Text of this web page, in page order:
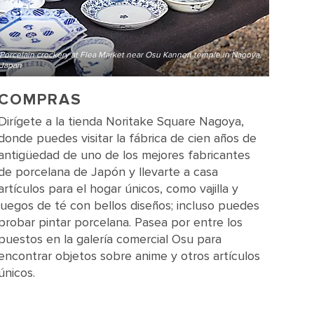
Porcelain crockery at Flea Market near Osu Kannon temple in Nagoya,
Japan
a la tienda Noritake Square Nagoya,
puedes visitar la fábrica de cien años de
de uno de los mejores fabricantes
porcelana de Japón y llevarte a casa
para el hogar únicos, como vajilla y
de té con bellos diseños; incluso puedes
pintar porcelana. Pasea por entre los
en la galería comercial Osu para
objetos sobre anime y otros artículos